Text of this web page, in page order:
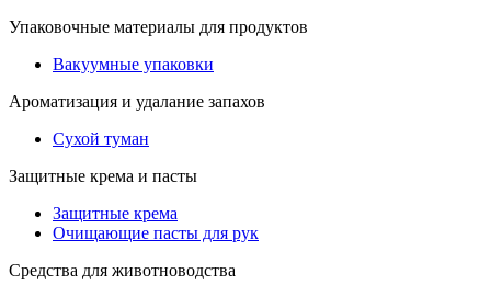
Упаковочные материалы для продуктов
Вакуумные упаковки
Ароматизация и удалание запахов
Сухой туман
Защитные крема и пасты
Защитные крема
Очищающие пасты для рук
Средства для животноводства